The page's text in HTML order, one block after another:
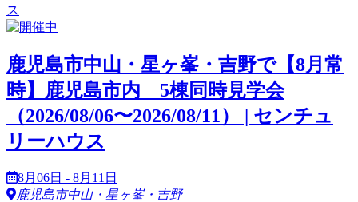
鹿児島市中山・星ヶ峯・吉野で【8月常
時】鹿児島市内 5棟同時見学会
（2026/08/06〜2026/08/11） | センチュ
リーハウス
8月06日 - 8月11日
鹿児島市中山・星ヶ峯・吉野